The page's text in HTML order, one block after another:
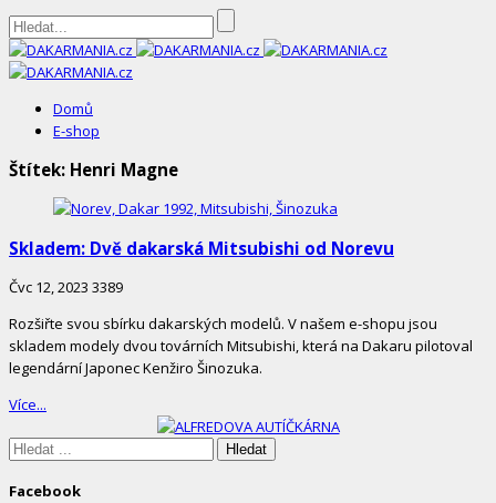
DAKARMANIA.cz
Domů
E-shop
Štítek: Henri Magne
Skladem: Dvě dakarská Mitsubishi od Norevu
Čvc 12, 2023 3389
Rozšiřte svou sbírku dakarských modelů. V našem e-shopu jsou
skladem modely dvou továrních Mitsubishi, která na Dakaru pilotoval
legendární Japonec Kenžiro Šinozuka.
Více...
Sidebar
Hledáte:
Facebook